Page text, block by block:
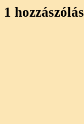
1 hozzászólás